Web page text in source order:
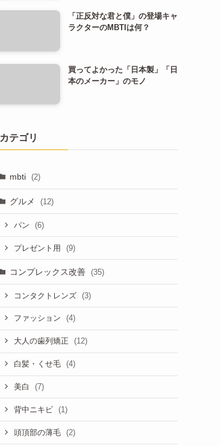
「正反対な君と僕」の登場キャ
ラクターのMBTIは何？
買ってよかった「日本製」「日
本のメーカー」のモノ
カテゴリ
mbti (2)
グルメ (12)
パン (6)
プレゼント用 (9)
コンプレックス改善 (35)
コンタクトレンズ (3)
ファッション (4)
大人の歯列矯正 (12)
白髪・くせ毛 (4)
美白 (7)
背中ニキビ (1)
頭頂部の薄毛 (2)